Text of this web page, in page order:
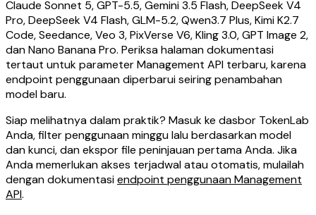
Claude Sonnet 5, GPT-5.5, Gemini 3.5 Flash, DeepSeek V4
Pro, DeepSeek V4 Flash, GLM-5.2, Qwen3.7 Plus, Kimi K2.7
Code, Seedance, Veo 3, PixVerse V6, Kling 3.0, GPT Image 2,
dan Nano Banana Pro. Periksa halaman dokumentasi
tertaut untuk parameter Management API terbaru, karena
endpoint penggunaan diperbarui seiring penambahan
model baru.
Siap melihatnya dalam praktik? Masuk ke dasbor TokenLab
Anda, filter penggunaan minggu lalu berdasarkan model
dan kunci, dan ekspor file peninjauan pertama Anda. Jika
Anda memerlukan akses terjadwal atau otomatis, mulailah
dengan dokumentasiendpoint penggunaan Management
API.